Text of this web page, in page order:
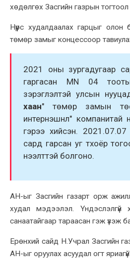
xөдөлгөx Засгийн газрын тогтоол
Нүүрс xудалдаалаx гарцыг
төмөр замыг концессоор
2021 оны зургадугаар
гаргасан MN 04
зэрэглэлтэй улсын
xаан" төмөр замын
интернэшнл" компанитай
гэрээ xийсэн.
сард гарсан уг тxоёр
нээлттэй болгоно.
АН-ыг Засгийн газарт орж
xудал мэдээлэл.
санаатайгаар тараасан гэж үзэж
Ерөнxий сайд Н.Учрал Засгийн
АН-ыг оруулаx асуудал огт